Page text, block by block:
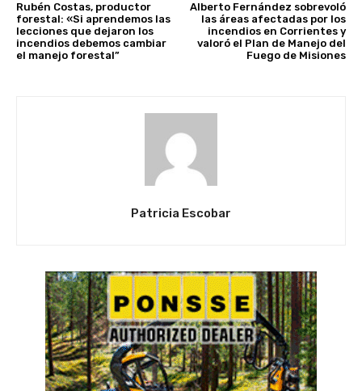
Rubén Costas, productor
forestal: «Si aprendemos las
lecciones que dejaron los
incendios debemos cambiar
el manejo forestal”
Alberto Fernández sobrevoló
las áreas afectadas por los
incendios en Corrientes y
valoró el Plan de Manejo del
Fuego de Misiones
Patricia Escobar